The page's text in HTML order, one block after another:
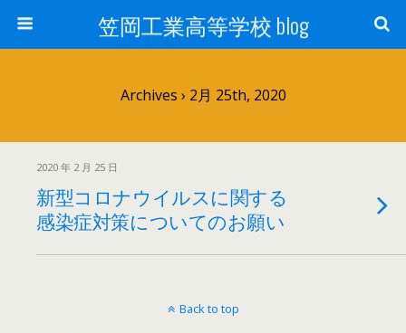
笠岡工業高等学校 blog
Archives › 2月 25th, 2020
2020 年 2 月 25 日
新型コロナウイルスに関する
感染症対策についてのお願い
Back to top